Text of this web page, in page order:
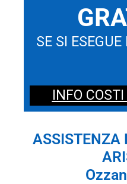
SE SI
INFO
ASSISTENZA